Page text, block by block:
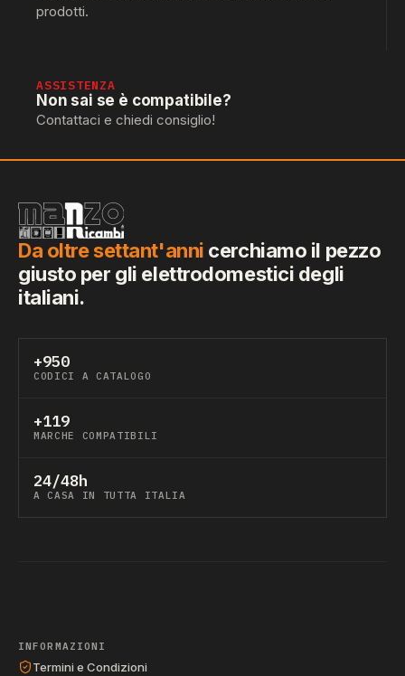
prodotti.
ASSISTENZA
Non sai se è compatibile?
Contattaci e chiedi consiglio!
Da oltre settant'anni cerchiamo il pezzo
giusto per gli elettrodomestici degli
italiani.
+950
CODICI A CATALOGO
+119
MARCHE COMPATIBILI
24/48h
A CASA IN TUTTA ITALIA
INFORMAZIONI
Termini e Condizioni